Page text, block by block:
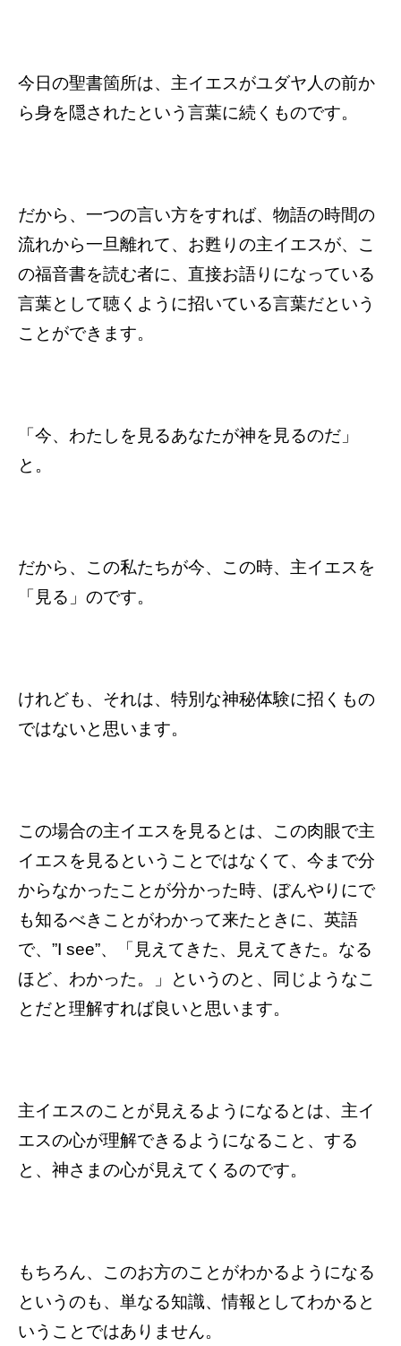
今日の聖書箇所は、主イエスがユダヤ人の前か
ら身を隠されたという言葉に続くものです。
だから、一つの言い方をすれば、物語の時間の
流れから一旦離れて、お甦りの主イエスが、こ
の福音書を読む者に、直接お語りになっている
言葉として聴くように招いている言葉だという
ことができます。
「今、わたしを見るあなたが神を見るのだ」
と。
だから、この私たちが今、この時、主イエスを
「見る」のです。
けれども、それは、特別な神秘体験に招くもの
ではないと思います。
この場合の主イエスを見るとは、この肉眼で主
イエスを見るということではなくて、今まで分
からなかったことが分かった時、ぼんやりにで
も知るべきことがわかって来たときに、英語
で、”I see”、「見えてきた、見えてきた。なる
ほど、わかった。」というのと、同じようなこ
とだと理解すれば良いと思います。
主イエスのことが見えるようになるとは、主イ
エスの心が理解できるようになること、する
と、神さまの心が見えてくるのです。
もちろん、このお方のことがわかるようになる
というのも、単なる知識、情報としてわかると
いうことではありません。